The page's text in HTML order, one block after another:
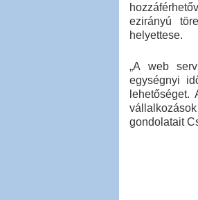
ezirányú
helyettese.
„A web
egységnyi
gondolatait